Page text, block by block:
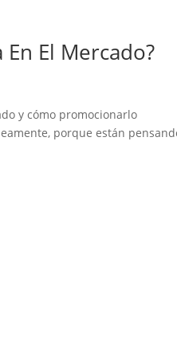
El Mercado?
y cómo promocionarlo
porque están